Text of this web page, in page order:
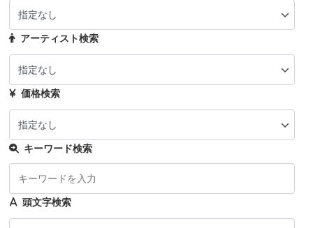
アーティスト検索
価格検索
キーワード検索
頭文字検索